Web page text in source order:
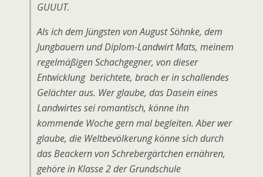
GUUUT.
Als ich dem Jüngsten von August Söhnke, dem
Jungbauern und Diplom-Landwirt Mats, meinem
regelmäßigen Schachgegner, von dieser
Entwicklung berichtete, brach er in schallendes
Gelächter aus. Wer glaube, das Dasein eines
Landwirtes sei romantisch, könne ihn
kommende Woche gern mal begleiten. Aber wer
glaube, die Weltbevölkerung könne sich durch
das Beackern von Schrebergärtchen ernähren,
gehöre in Klasse 2 der Grundschule